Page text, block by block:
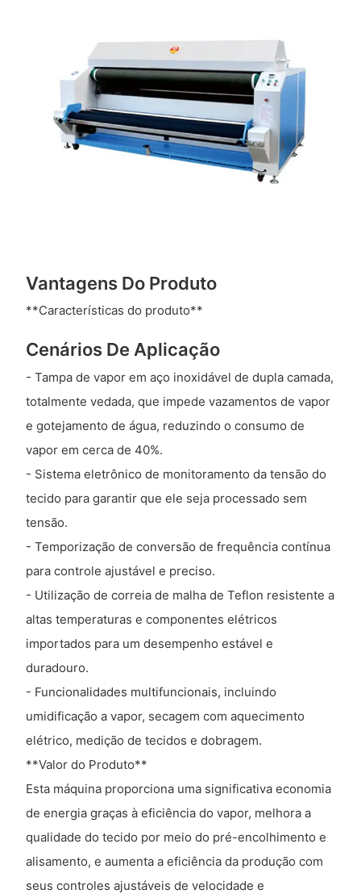
Vantagens Do Produto
**Características do produto**
Cenários De Aplicação
- Tampa de vapor em aço inoxidável de dupla camada,
totalmente vedada, que impede vazamentos de vapor
e gotejamento de água, reduzindo o consumo de
vapor em cerca de 40%.
- Sistema eletrônico de monitoramento da tensão do
tecido para garantir que ele seja processado sem
tensão.
- Temporização de conversão de frequência contínua
para controle ajustável e preciso.
- Utilização de correia de malha de Teflon resistente a
altas temperaturas e componentes elétricos
importados para um desempenho estável e
duradouro.
- Funcionalidades multifuncionais, incluindo
umidificação a vapor, secagem com aquecimento
elétrico, medição de tecidos e dobragem.
**Valor do Produto**
Esta máquina proporciona uma significativa economia
de energia graças à eficiência do vapor, melhora a
qualidade do tecido por meio do pré-encolhimento e
alisamento, e aumenta a eficiência da produção com
seus controles ajustáveis ​​de velocidade e